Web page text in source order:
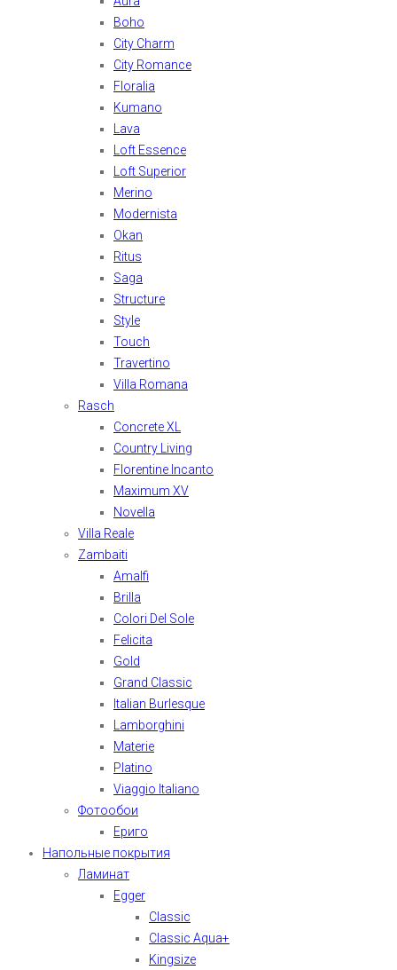
Boho
City Charm
City Romance
Floralia
Kumano
Lava
Loft Essence
Loft Superior
Merino
Modernista
Okan
Ritus
Saga
Structure
Style
Touch
Travertino
Villa Romana
Rasch
Concrete XL
Country Living
Florentine Incanto
Maximum XV
Novella
Villa Reale
Zambaiti
Amalfi
Brilla
Colori Del Sole
Felicita
Gold
Grand Classic
Italian Burlesque
Lamborghini
Materie
Platino
Viaggio Italiano
Фотообои
Ериго
Напольные покрытия
Ламинат
Egger
Classic
Classic Aqua+
Kingsize